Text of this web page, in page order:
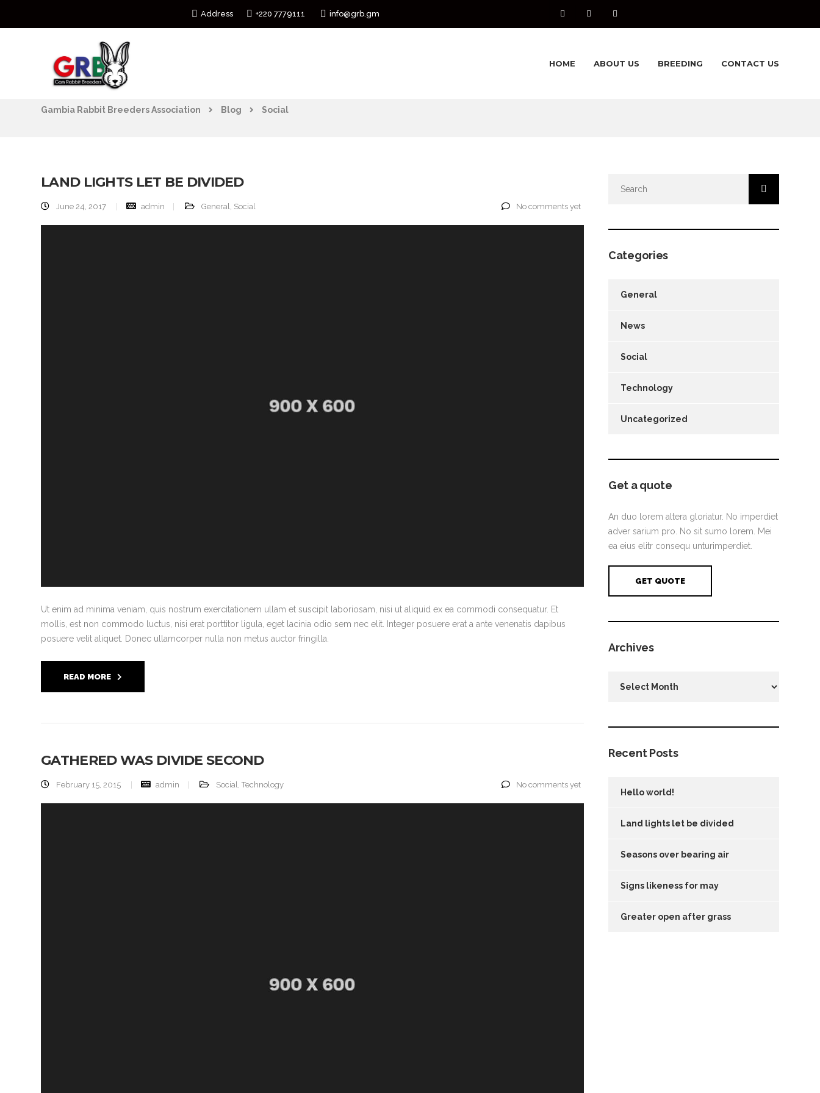
Address +220 7779111 info@grb.gm
HOME ABOUT US BREEDING CONTACT US
Gambia Rabbit Breeders Association Blog Social
LAND LIGHTS LET BE DIVIDED
June 24, 2017 admin General, Social No comments yet
Ut enim ad minima veniam, quis nostrum exercitationem ullam et suscipit laboriosam, nisi ut aliquid ex ea commodi consequatur. Et
mollis, est non commodo luctus, nisi erat porttitor ligula, eget lacinia odio sem nec elit. Integer posuere erat a ante venenatis dapibus
posuere velit aliquet. Donec ullamcorper nulla non metus auctor fringilla.
READ MORE
GATHERED WAS DIVIDE SECOND
February 15, 2015 admin Social, Technology No comments yet
Categories
General
News
Social
Technology
Uncategorized
Get a quote
An duo lorem altera gloriatur. No imperdiet
adver sarium pro. No sit sumo lorem. Mei
ea eius elitr consequ unturimperdiet.
GET QUOTE
Archives
Recent Posts
Hello world!
Land lights let be divided
Seasons over bearing air
Signs likeness for may
Greater open after grass